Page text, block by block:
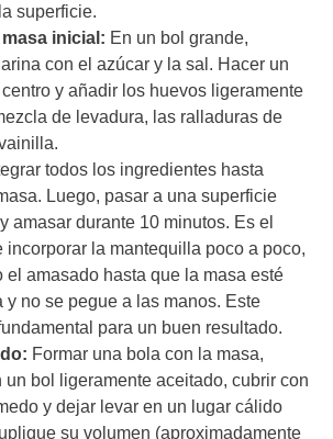
superficie.
inicial: En un bol grande,
con el azúcar y la sal. Hacer un
y añadir los huevos ligeramente
de levadura, las ralladuras de
todos los ingredientes hasta
Luego, pasar a una superficie
amasar durante 10 minutos. Es el
incorporar la mantequilla poco a poco,
el amasado hasta que la masa esté
y no se pegue a las manos. Este
para un buen resultado.
Formar una bola con la masa,
un bol ligeramente aceitado, cubrir con
y dejar levar en un lugar cálido
su volumen (aproximadamente